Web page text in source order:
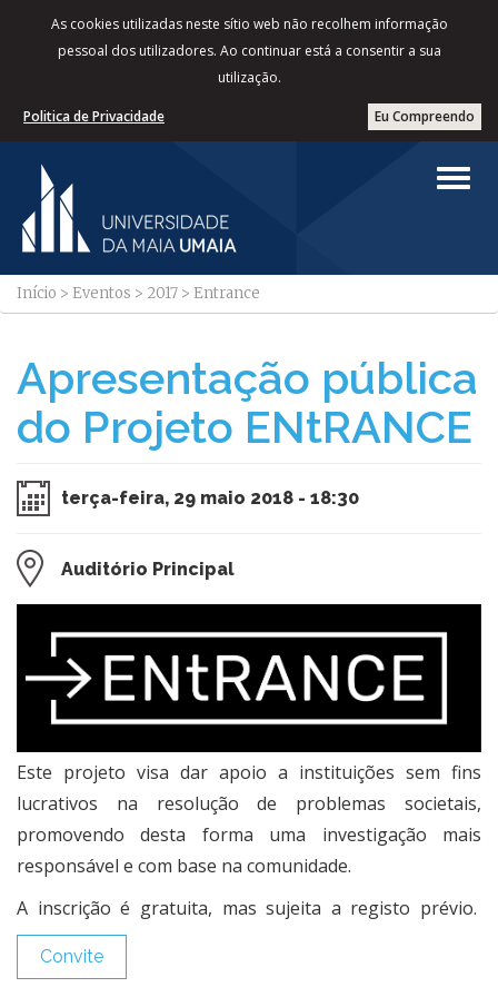
As cookies utilizadas neste sítio web não recolhem informação
pessoal dos utilizadores. Ao continuar está a consentir a sua
utilização.
Eu Compreendo
Politica de Privacidade
Início > Eventos > 2017 > Entrance
Apresentação pública
do Projeto ENtRANCE
terça-feira, 29 maio 2018 - 18:30
Auditório Principal
Este projeto visa dar apoio a instituições sem fins
lucrativos na resolução de problemas societais,
promovendo desta forma uma investigação mais
responsável e com base na comunidade.
A inscrição é gratuita, mas sujeita a registo prévio.
Convite